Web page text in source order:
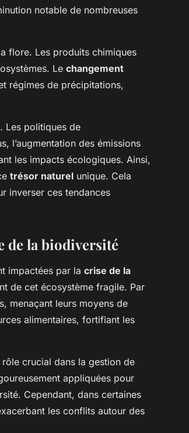
notable de nombreuses
flore. Les produits chimiques
Le changement
régimes de précipitations,
Les politiques de
l’augmentation des émissions
les impacts écologiques. Ainsi,
trésor naturel unique. Cela
inverser ces tendances
de la biodiversité
impactées par la crise de la
de cet écosystème fragile. Par
menaçant leurs moyens de
alimentaires, fortifiant les
crucial dans la gestion de
appliquées pour
Cependant, dans certaines
les conflits autour des